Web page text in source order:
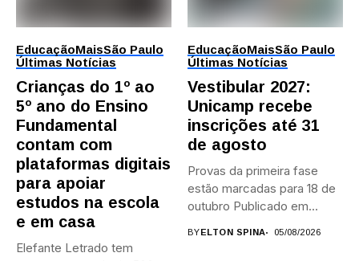
EducaçãoMaisSão Paulo
Últimas Notícias
Crianças do 1º ao
5º ano do Ensino
Fundamental
contam com
plataformas digitais
para apoiar
estudos na escola
e em casa
Elefante Letrado tem
EducaçãoMaisSão Paulo
Últimas Notícias
Vestibular 2027:
Unicamp recebe
inscrições até 31
de agosto
Provas da primeira fase
estão marcadas para 18 de
outubro Publicado em...
BY ELTON SPINA 05/08/2026